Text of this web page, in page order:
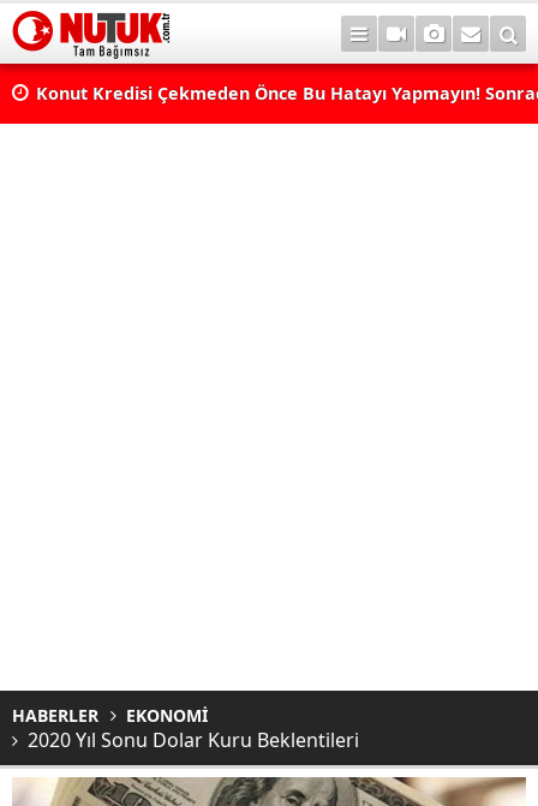
Konut Kredisi Çekmeden Önce Bu Hatayı Yapmayın!
HABERLER EKONOMİ
2020 Yıl Sonu Dolar Kuru Beklentileri